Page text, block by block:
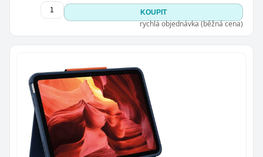
KOUPIT
rychlá objednávka (běžná cena)